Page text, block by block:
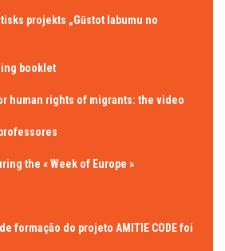
projekts „Gūstot labumu no
booklet
human rights of migrants: the video
the « Week of Europe »
formação do projeto AMITIE CODE foi